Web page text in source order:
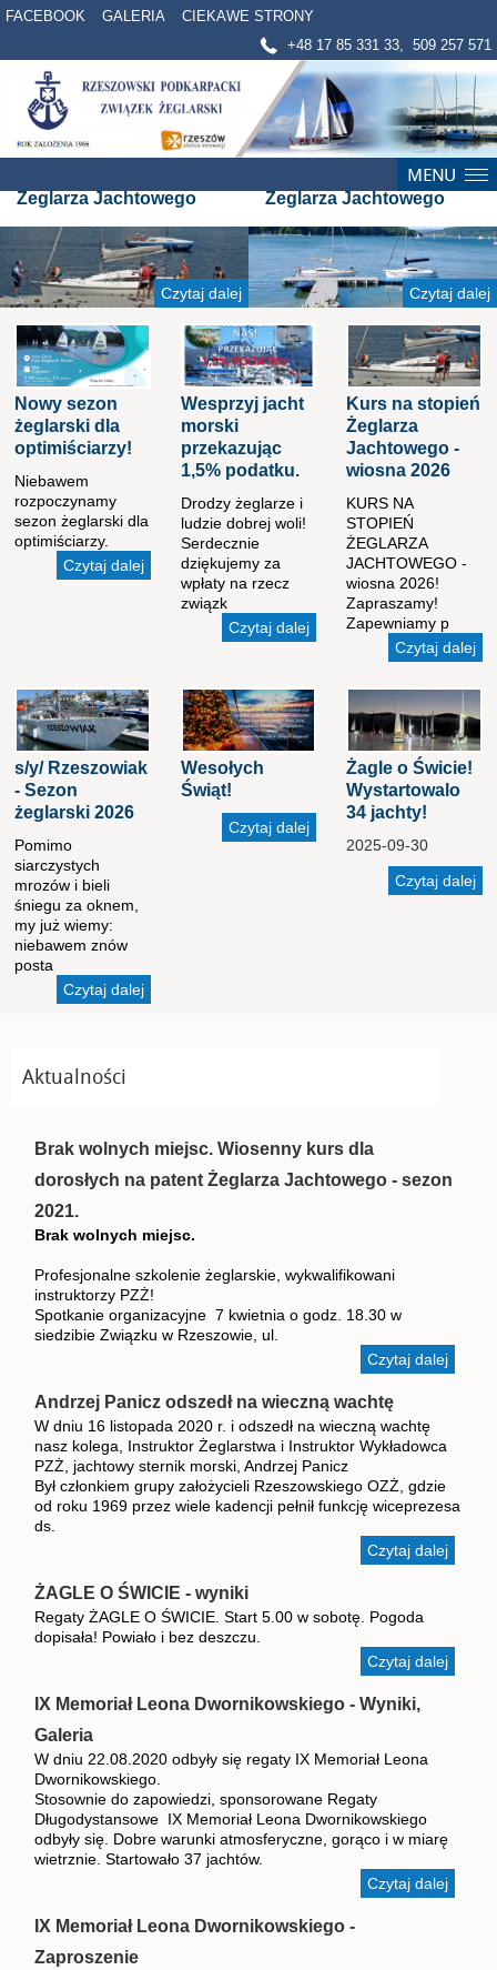
FACEBOOK GALERIA
CIEKAWE STRONY
+48 17 85 331 33, 509 257 571
Jesienny kurs dla
Żeglarza Jachtowego
Czytaj dalej
Szkolenie żeglarskie dla
młodzieży na stopień
Żeglarza Jachtowego
Czytaj dalej
Nowy sezon
żeglarski dla
optimiściarzy!
Niebawem
rozpoczynamy
sezon żeglarski dla
optimiściarzy.
Czytaj dalej
Wesprzyj jacht
morski
przekazując
1,5% podatku.
Drodzy żeglarze i
ludzie dobrej woli!
Serdecznie
dziękujemy za
wpłaty na rzecz
związk
Czytaj dalej
Kurs na stopień
Żeglarza
Jachtowego -
wiosna 2026
KURS NA
STOPIEŃ
ŻEGLARZA
JACHTOWEGO -
wiosna 2026!
Zapraszamy!
Zapewniamy p
Czytaj dalej
s/y/ Rzeszowiak
- Sezon
żeglarski 2026
Pomimo
siarczystych
mrozów i bieli
śniegu za oknem,
my już wiemy:
niebawem znów
posta
Czytaj dalej
Wesołych
Świąt!
Czytaj dalej
Żagle o Świcie!
Wystartowalo
34 jachty!
2025-09-30
Czytaj dalej
Aktualności
Brak wolnych miejsc. Wiosenny kurs dla
dorosłych na patent Żeglarza Jachtowego - sezon
2021.
Brak wolnych miejsc.
Profesjonalne szkolenie żeglarskie, wykwalifikowani
instruktorzy PZŻ!
Spotkanie organizacyjne 7 kwietnia o godz. 18.30 w
siedzibie Związku w Rzeszowie, ul.
Czytaj dalejwpis
-
2021.
Andrzej Panicz odszedł na wieczną wachtę
W dniu 16 listopada 2020 r. i odszedł na wieczną wachtę
nasz kolega, Instruktor Żeglarstwa i Instruktor Wykładowca
PZŻ, jachtowy sternik morski, Andrzej Panicz
Był członkiem grupy założycieli Rzeszowskiego OZŻ, gdzie
od roku 1969 przez wiele kadencji pełnił funkcję wiceprezesa
ds.
Czytaj dalejwpis
wachtę
ŻAGLE O ŚWICIE - wyniki
Regaty ŻAGLE O ŚWICIE. Start 5.00 w sobotę. Pogoda
dopisała! Powiało i bez deszczu.
Czytaj dalejwpis
IX Memoriał Leona Dwornikowskiego - Wyniki,
Galeria
W dniu 22.08.2020 odbyły się regaty IX Memoriał Leona
Dwornikowskiego.
Stosownie do zapowiedzi, sponsorowane Regaty
Długodystansowe IX Memoriał Leona Dwornikowskiego
odbyły się. Dobre warunki atmosferyczne, gorąco i w miarę
wietrznie. Startowało 37 jachtów.
Czytaj dalejwpis
Leona
IX Memoriał Leona Dwornikowskiego -
Zaproszenie